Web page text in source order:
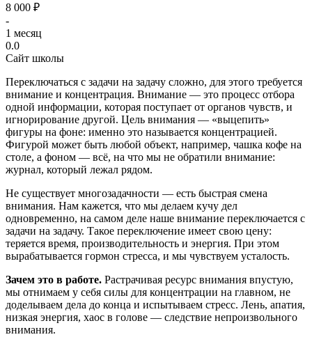
8 000 ₽
-
1 месяц
0.0
Сайт школы
Переключаться с задачи на задачу сложно, для этого требуется
внимание и концентрация. Внимание — это процесс отбора
одной информации, которая поступает от органов чувств, и
игнорирование другой. Цель внимания — «выцепить»
фигуры на фоне: именно это называется концентрацией.
Фигурой может быть любой объект, например, чашка кофе на
столе, а фоном — всё, на что мы не обратили внимание:
журнал, который лежал рядом.
Не существует многозадачности — есть быстрая смена
внимания. Нам кажется, что мы делаем кучу дел
одновременно, на самом деле наше внимание переключается с
задачи на задачу. Такое переключение имеет свою цену:
теряется время, производительность и энергия. При этом
вырабатывается гормон стресса, и мы чувствуем усталость.
Зачем это в работе. Растрачивая ресурс внимания впустую,
мы отнимаем у себя силы для концентрации на главном, не
доделываем дела до конца и испытываем стресс. Лень, апатия,
низкая энергия, хаос в голове — следствие непроизвольного
внимания.